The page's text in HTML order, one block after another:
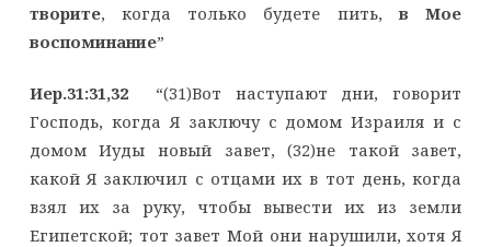
творите, когда только будете пить,в Мое
воспоминание”
Иер.31:31,32“(31)Вот наступают дни, говорит
Господь, когда Я заключу с домом Израиля и с
домом Иуды новый завет, (32)не такой завет,
какой Я заключил с отцами их в тот день, когда
взял их за руку, чтобы вывести их из земли
Египетской; тот завет Мой они нарушили, хотя Я